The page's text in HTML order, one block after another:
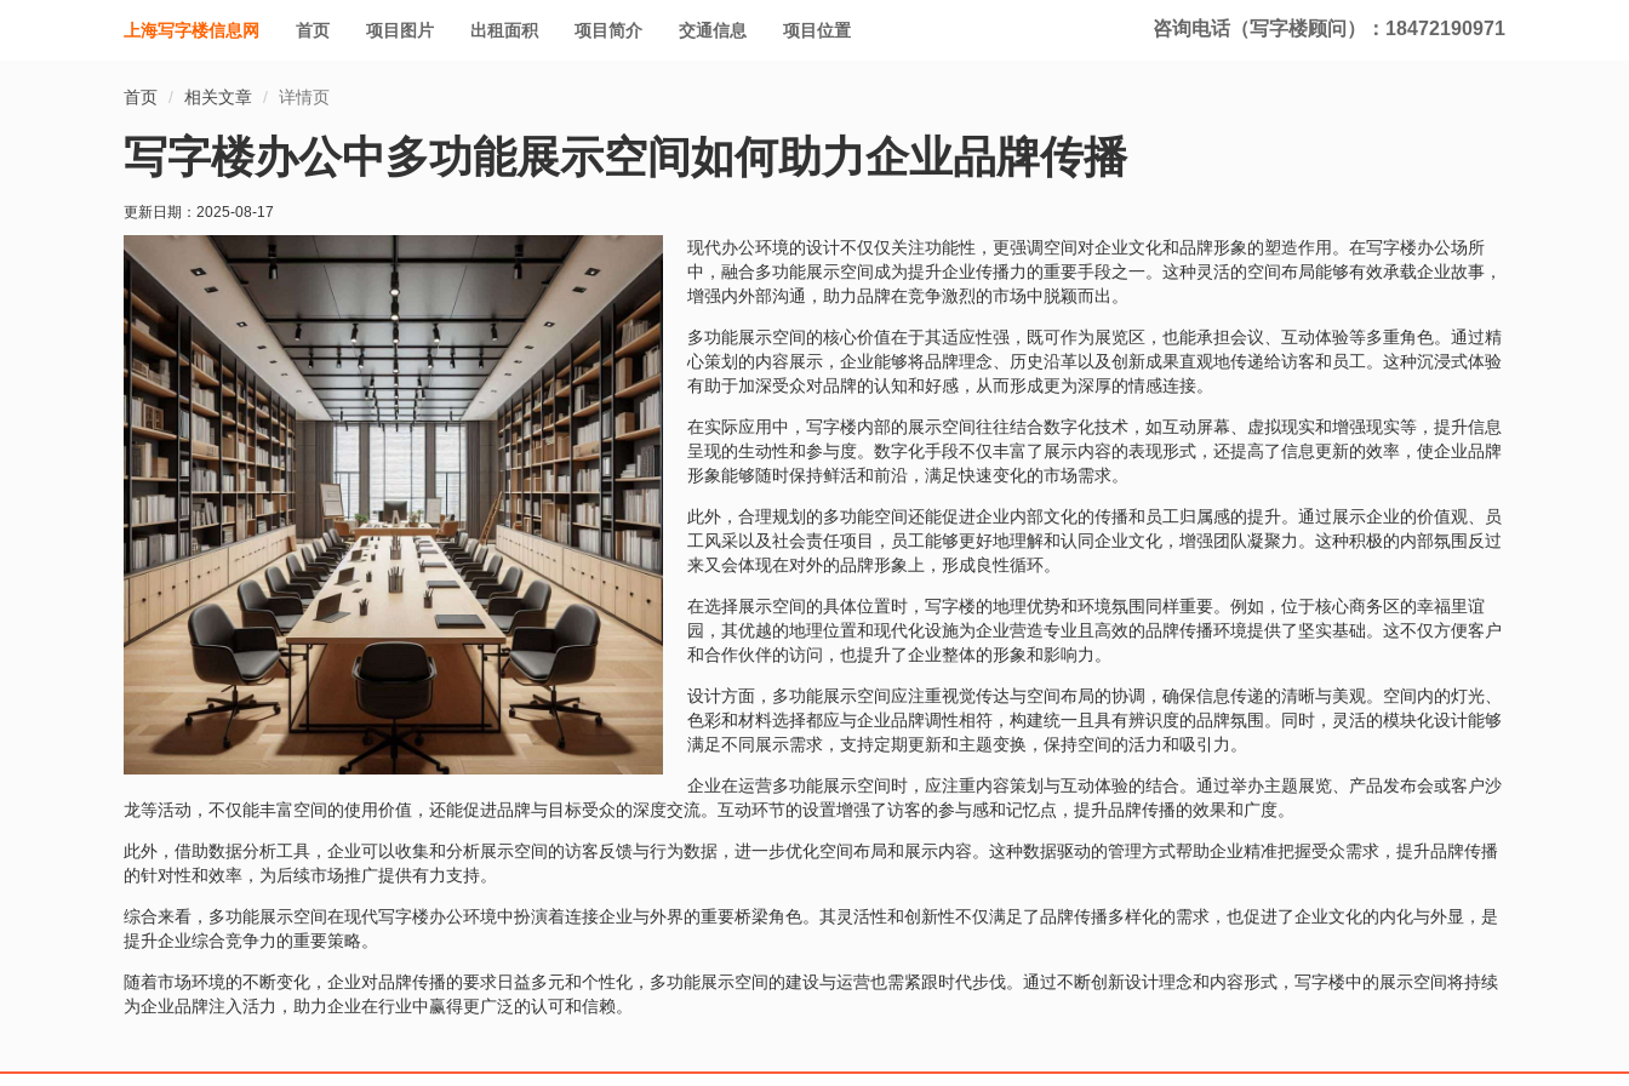
上海写字楼信息网 首页 项目图片 出租面积 项目简介 交通信息 项目位置 咨询电话（写字楼顾问）：18472190971
首页 相关文章 详情页
写字楼办公中多功能展示空间如何助力企业品牌传播
更新日期： 2025-08-17
现代办公环境的设计不仅仅关注功能性，更强调空间对企业文化和品牌形象的塑造作用。在写字楼办公场所
中，融合多功能展示空间成为提升企业传播力的重要手段之一。这种灵活的空间布局能够有效承载企业故事，
增强内外部沟通，助力品牌在竞争激烈的市场中脱颖而出。
多功能展示空间的核心价值在于其适应性强，既可作为展览区，也能承担会议、互动体验等多重角色。通过精
心策划的内容展示，企业能够将品牌理念、历史沿革以及创新成果直观地传递给访客和员工。这种沉浸式体验
有助于加深受众对品牌的认知和好感，从而形成更为深厚的情感连接。
在实际应用中，写字楼内部的展示空间往往结合数字化技术，如互动屏幕、虚拟现实和增强现实等，提升信息
呈现的生动性和参与度。数字化手段不仅丰富了展示内容的表现形式，还提高了信息更新的效率，使企业品牌
形象能够随时保持鲜活和前沿，满足快速变化的市场需求。
此外，合理规划的多功能空间还能促进企业内部文化的传播和员工归属感的提升。通过展示企业的价值观、员
工风采以及社会责任项目，员工能够更好地理解和认同企业文化，增强团队凝聚力。这种积极的内部氛围反过
来又会体现在对外的品牌形象上，形成良性循环。
在选择展示空间的具体位置时，写字楼的地理优势和环境氛围同样重要。例如，位于核心商务区的幸福里谊
园，其优越的地理位置和现代化设施为企业营造专业且高效的品牌传播环境提供了坚实基础。这不仅方便客户
和合作伙伴的访问，也提升了企业整体的形象和影响力。
设计方面，多功能展示空间应注重视觉传达与空间布局的协调，确保信息传递的清晰与美观。空间内的灯光、
色彩和材料选择都应与企业品牌调性相符，构建统一且具有辨识度的品牌氛围。同时，灵活的模块化设计能够
满足不同展示需求，支持定期更新和主题变换，保持空间的活力和吸引力。
企业在运营多功能展示空间时，应注重内容策划与互动体验的结合。通过举办主题展览、产品发布会或客户沙
龙等活动，不仅能丰富空间的使用价值，还能促进品牌与目标受众的深度交流。互动环节的设置增强了访客的参与感和记忆点，提升品牌传播的效果和广度。
此外，借助数据分析工具，企业可以收集和分析展示空间的访客反馈与行为数据，进一步优化空间布局和展示内容。这种数据驱动的管理方式帮助企业精准把握受众需求，提升品牌传播
的针对性和效率，为后续市场推广提供有力支持。
综合来看，多功能展示空间在现代写字楼办公环境中扮演着连接企业与外界的重要桥梁角色。其灵活性和创新性不仅满足了品牌传播多样化的需求，也促进了企业文化的内化与外显，是
提升企业综合竞争力的重要策略。
随着市场环境的不断变化，企业对品牌传播的要求日益多元和个性化，多功能展示空间的建设与运营也需紧跟时代步伐。通过不断创新设计理念和内容形式，写字楼中的展示空间将持续
为企业品牌注入活力，助力企业在行业中赢得更广泛的认可和信赖。